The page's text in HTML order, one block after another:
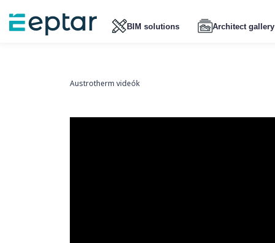
BIM solutions Architect gallery
Austrotherm videók